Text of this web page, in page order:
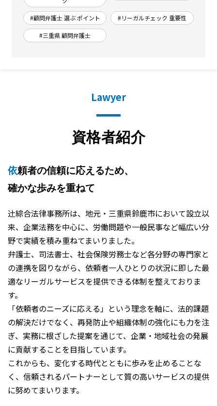
#顧問弁護士 選ぶ ポイント #リーガルチェック 重要性
#三重県 顧問弁護士
Lawyer
資格者紹介
依頼者の信頼に応えるため、
確かな歩みを重ねて
辻󠄀綜合法律事務所は、地元・三重県鈴鹿市において設立以
来、企業法務を中心に、労働問題や一般民事など幅広い分
野で実績を積み重ねてまいりました。
弁護士、司法書士、社会保険労務士など各分野の専門家と
の連携を図りながら、依頼者一人ひとりの状況に即した最
適なリーガルサービスを提供できる体制を整えておりま
す。
「依頼者のニーズに応える」という理念を軸に、法的課題
の解決だけでなく、再発防止や組織体制の強化にも力を注
ぎ、実務に根ざした提案を通じて、企業・地域社会の発展
に貢献することを目指しています。
これからも、変化する時代とともに歩みを止めることな
く、信頼されるパートナーとして質の高いサービスの提供
に努めてまいります。